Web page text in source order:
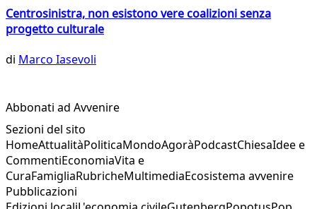
Centrosinistra, non esistono vere coalizioni senza
progetto culturale
di Marco Iasevoli
Abbonati ad Avvenire
Sezioni del sito
HomeAttualitàPoliticaMondoAgoràPodcastChiesaIdee e
CommentiEconomiaVita e
CuraFamigliaRubricheMultimediaEcosistema avvenire
Pubblicazioni